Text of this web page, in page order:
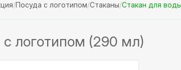
/Посуда с логотипом/Стаканы/Стакан для
логотипом (290 мл)